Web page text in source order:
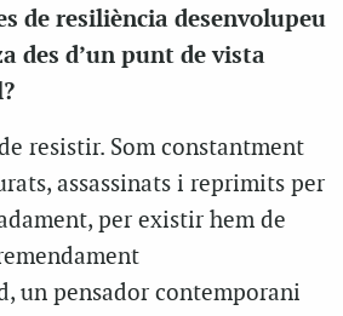
de resiliència desenvolupeu
des d’un punt de vista
resistir. Som constantment
assassinats i reprimits per
per existir hem de
un pensador contemporani